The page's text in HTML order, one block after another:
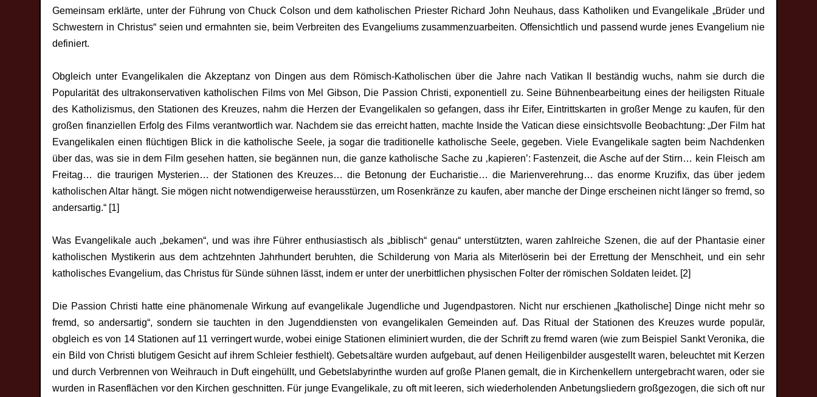
Gemeinsam erklärte, unter der Führung von Chuck Colson und dem katholischen Priester Richard John Neuhaus, dass Katholiken und Evangelikale „Brüder und
Schwestern in Christus“ seien und ermahnten sie, beim Verbreiten des Evangeliums zusammenzuarbeiten. Offensichtlich und passend wurde jenes Evangelium nie
definiert.
Obgleich unter Evangelikalen die Akzeptanz von Dingen aus dem Römisch-Katholischen über die Jahre nach Vatikan II beständig wuchs, nahm sie durch die
Popularität des ultrakonservativen katholischen Films von Mel Gibson, Die Passion Christi, exponentiell zu. Seine Bühnenbearbeitung eines der heiligsten Rituale
des Katholizismus, den Stationen des Kreuzes, nahm die Herzen der Evangelikalen so gefangen, dass ihr Eifer, Eintrittskarten in großer Menge zu kaufen, für den
großen finanziellen Erfolg des Films verantwortlich war. Nachdem sie das erreicht hatten, machte Inside the Vatican diese einsichtsvolle Beobachtung: „Der Film hat
Evangelikalen einen flüchtigen Blick in die katholische Seele, ja sogar die traditionelle katholische Seele, gegeben. Viele Evangelikale sagten beim Nachdenken
über das, was sie in dem Film gesehen hatten, sie begännen nun, die ganze katholische Sache zu ‚kapieren’: Fastenzeit, die Asche auf der Stirn… kein Fleisch am
Freitag… die traurigen Mysterien… der Stationen des Kreuzes… die Betonung der Eucharistie… die Marienverehrung… das enorme Kruzifix, das über jedem
katholischen Altar hängt. Sie mögen nicht notwendigerweise herausstürzen, um Rosenkränze zu kaufen, aber manche der Dinge erscheinen nicht länger so fremd, so
andersartig.“ [1]
Was Evangelikale auch „bekamen“, und was ihre Führer enthusiastisch als „biblisch“ genau“ unterstützten, waren zahlreiche Szenen, die auf der Phantasie einer
katholischen Mystikerin aus dem achtzehnten Jahrhundert beruhten, die Schilderung von Maria als Miterlöserin bei der Errettung der Menschheit, und ein sehr
katholisches Evangelium, das Christus für Sünde sühnen lässt, indem er unter der unerbittlichen physischen Folter der römischen Soldaten leidet. [2]
Die Passion Christi hatte eine phänomenale Wirkung auf evangelikale Jugendliche und Jugendpastoren. Nicht nur erschienen „[katholische] Dinge nicht mehr so
fremd, so andersartig“, sondern sie tauchten in den Jugenddiensten von evangelikalen Gemeinden auf. Das Ritual der Stationen des Kreuzes wurde populär,
obgleich es von 14 Stationen auf 11 verringert wurde, wobei einige Stationen eliminiert wurden, die der Schrift zu fremd waren (wie zum Beispiel Sankt Veronika, die
ein Bild von Christi blutigem Gesicht auf ihrem Schleier festhielt). Gebetsaltäre wurden aufgebaut, auf denen Heiligenbilder ausgestellt waren, beleuchtet mit Kerzen
und durch Verbrennen von Weihrauch in Duft eingehüllt, und Gebetslabyrinthe wurden auf große Planen gemalt, die in Kirchenkellern untergebracht waren, oder sie
wurden in Rasenflächen vor den Kirchen geschnitten. Für junge Evangelikale, zu oft mit leeren, sich wiederholenden Anbetungsliedern großgezogen, die sich oft nur